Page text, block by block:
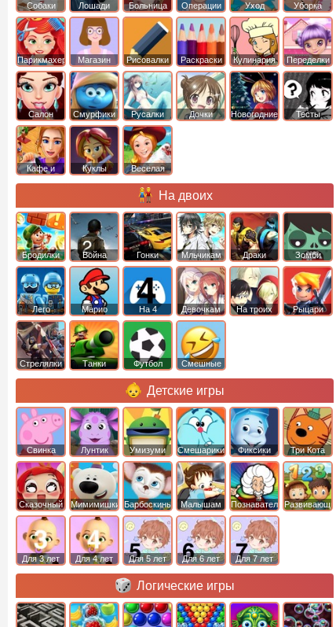
Собаки Лошади Больница Операции Уход Уборка
Парикмахер Магазин Рисовалки Раскраски Кулинария Переделки
Салон Смурфики Русалки Дочки Новогодние Тесты
Кафе и
Куклы
Веселая
На двоих
Бродилки Война Гонки Мльчикам Драки Зомби
Лего Марио На 4 Девочкам На троих Рыцари
Стрелялки Танки Футбол Смешные
Детские игры
Свинка
Пеппа
Лунтик Умизуми Смешарики Фиксики Три Кота
Сказочный
патруль
Мимимишки Барбоскины Малышам ПознавательныеРазвивающие
Для 3 лет Для 4 лет Для 5 лет Для 6 лет Для 7 лет
Логические игры